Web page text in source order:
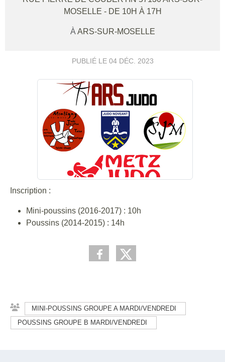
MOSELLE - DE 10H À 17H
À ARS-SUR-MOSELLE
PUBLIÉ LE 04 DÉC. 2023
Inscription :
Mini-poussins (2016-2017) : 10h
Poussins (2014-2015) : 14h
MINI-POUSSINS GROUPE A MARDI/VENDREDI
POUSSINS GROUPE B MARDI/VENDREDI